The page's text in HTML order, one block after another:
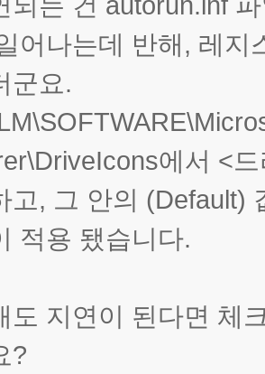
어나는데 반해, 레지
군요.
에서 <
고, 그 안의 (Default)
적용 됐습니다.
도 지연이 된다면 체
?